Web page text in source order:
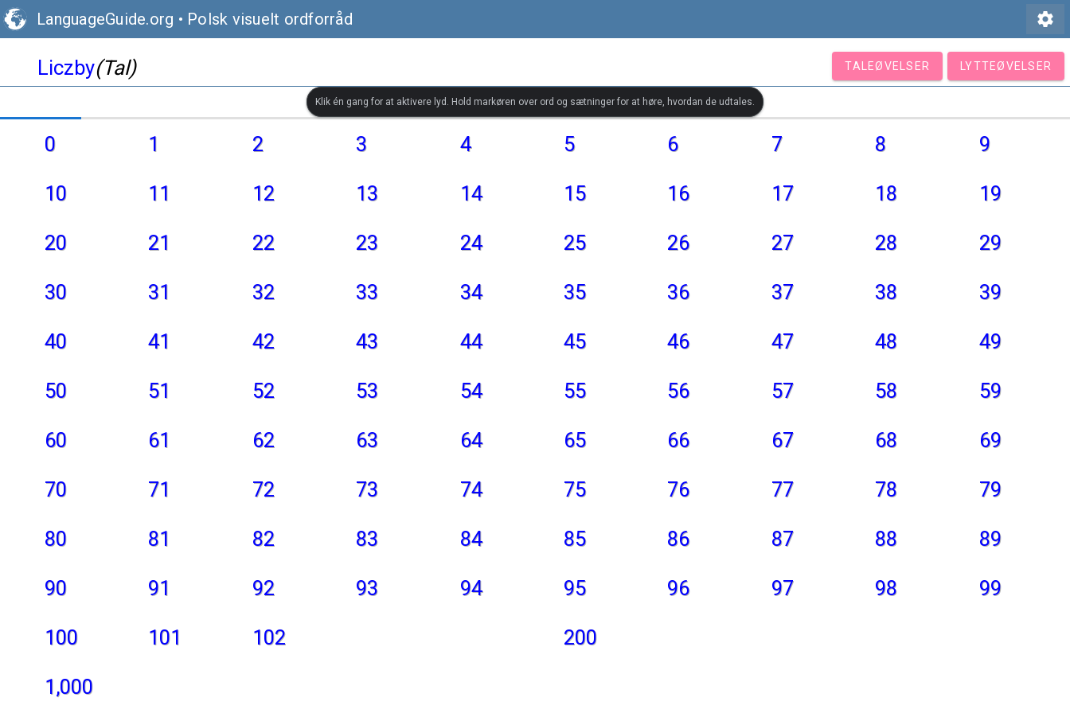
LanguageGuide.org • Polsk visuelt ordforråd settings
Liczby(Tal) TALEØVELSER LYTTEØVELSER
Klik én gang for at aktivere lyd. Hold markøren over ord og sætninger for at høre, hvordan de udtales.
0 1 2 3 4 5 6 7 8 9
10 11 12 13 14 15 16 17 18 19
20 21 22 23 24 25 26 27 28 29
30 31 32 33 34 35 36 37 38 39
40 41 42 43 44 45 46 47 48 49
50 51 52 53 54 55 56 57 58 59
60 61 62 63 64 65 66 67 68 69
70 71 72 73 74 75 76 77 78 79
80 81 82 83 84 85 86 87 88 89
90 91 92 93 94 95 96 97 98 99
100 101 102 200
1,000